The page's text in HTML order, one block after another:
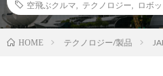
空飛ぶクルマ
テクノロジー ロボッ
HOME テクノロジー/製品